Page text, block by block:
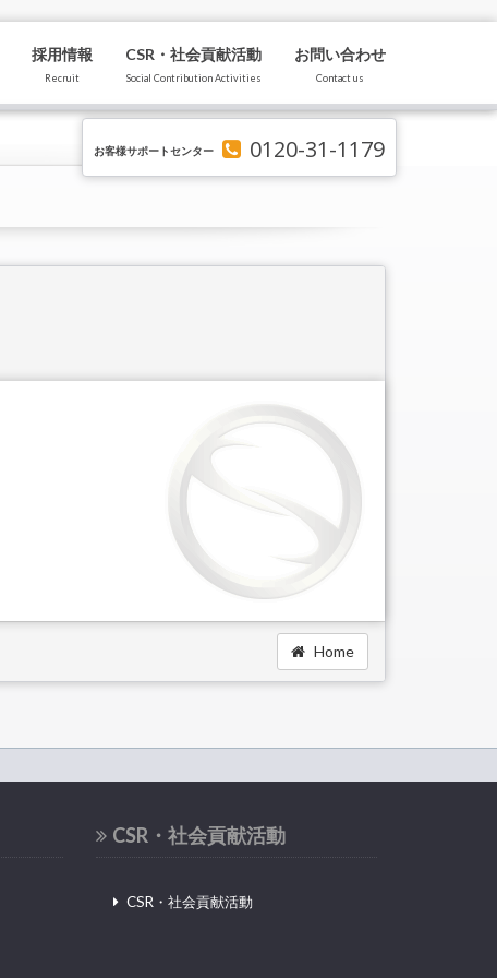
採用情報
Recruit
CSR・社会貢献活動
Social Contribution Activities
お問い合わせ
Contact us
お客様サポートセンター 0120-31-1179
Home
CSR・社会貢献活動
CSR・社会貢献活動